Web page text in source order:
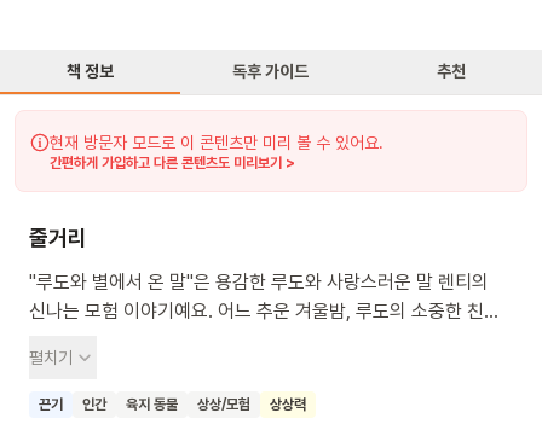
책 정보 독후 가이드 추천
현재 방문자 모드로 이 콘텐츠만 미리 볼 수 있어요.
간편하게 가입하고 다른 콘텐츠도 미리보기 >
줄거리
"루도와 별에서 온 말"은 용감한 루도와 사랑스러운 말 렌티의
신나는 모험 이야기예요. 어느 추운 겨울밤, 루도의 소중한 친구
나섰다가 반짝이는 별똥별을 만나 함께 신비한 별나라 여행을
떠나게 된답니다. 이 책을 읽다 보면 친구를 향한 따뜻한 마음과
펼치기
끈기 인간 육지 동물 상상/모험 상상력